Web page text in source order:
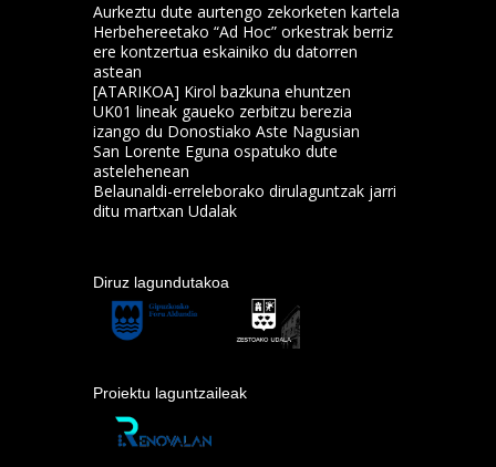
Aurkeztu dute aurtengo zekorketen kartela
Herbehereetako “Ad Hoc” orkestrak berriz
ere kontzertua eskainiko du datorren
astean
[ATARIKOA] Kirol bazkuna ehuntzen
UK01 lineak gaueko zerbitzu berezia
izango du Donostiako Aste Nagusian
San Lorente Eguna ospatuko dute
astelehenean
Belaunaldi-erreleborako dirulaguntzak jarri
ditu martxan Udalak
Diruz lagundutakoa
Proiektu laguntzaileak